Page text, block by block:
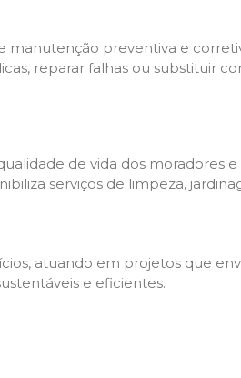
manutenção preventiva e
reparar falhas ou substituir
de vida dos moradores
serviços de limpeza,
atuando em projetos que
e eficientes.